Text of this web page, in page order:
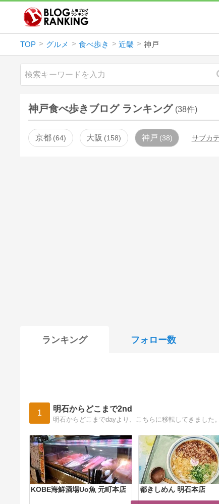
TOP グルメ 食べ歩き 近畿 神戸
神戸食べ歩きブログ ランキング (38件)
京都 64 大阪 158 神戸 38 サブカ
ランキング フォロー数
1 明石からどこまで2nd
明石からどこまでdayより、こちらに移転してきました
KOBE海鮮酒場Uo魚 元町本店 都きしめん 明石本店